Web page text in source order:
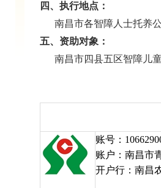
四、执行地点：
南昌市各智障人士托养
五、资助对象：
南昌市四县五区智障儿
账号：
账户：南昌市
开户行：南昌